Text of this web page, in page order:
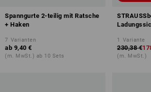
Spanngurte 2-teilig mit Ratsche
+ Haken
7 Varianten
ab 9,40 €
(m. MwSt.) ab 10 Sets
1 Variante
230,38 €
(m. MwSt.)